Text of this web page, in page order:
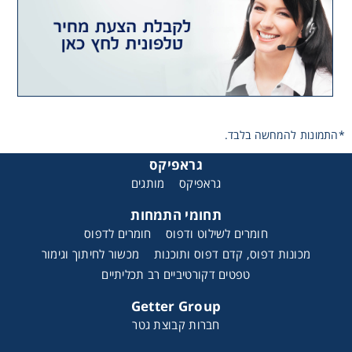
*התמונות להמחשה בלבד.
גראפיקס
גראפיקס מותגים
תחומי התמחות
חומרים לשילוט ודפוס
חומרים לדפוס
מכונות דפוס, קדם דפוס ותוכנות
מכשור לחיתוך וגימור
טפטים דקורטיביים רב תכליתיים
Getter Group
חברות קבוצת גטר
Casemaker DA 260